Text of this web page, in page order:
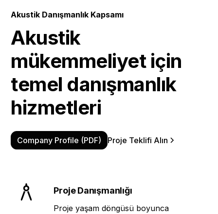
Akustik Danışmanlık Kapsamı
Akustik
mükemmeliyet için
temel danışmanlık
hizmetleri
Company Profile (PDF) Proje Teklifi Alın
Proje Danışmanlığı
Proje yaşam döngüsü boyunca